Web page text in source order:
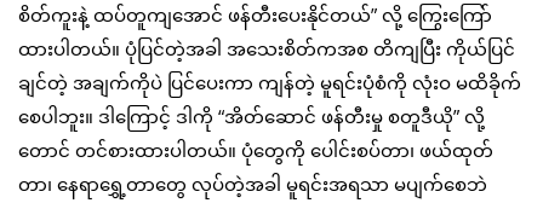
စိတ်ကူးနဲ့ ထပ်တူကျအောင် ဖန်တီးပေးနိုင်တယ်” လို့ ကြွေးကြော်
ထားပါတယ်။ ပုံပြင်တဲ့အခါ အသေးစိတ်ကအစ တိကျပြီး ကိုယ်ပြင်
ချင်တဲ့ အချက်ကိုပဲ ပြင်ပေးကာ ကျန်တဲ့ မူရင်းပုံစံကို လုံးဝ မထိခိုက်
စေပါဘူး။ ဒါကြောင့် ဒါကို “အိတ်ဆောင် ဖန်တီးမှု စတူဒီယို” လို့
တောင် တင်စားထားပါတယ်။ ပုံတွေကို ပေါင်းစပ်တာ၊ ဖယ်ထုတ်
တာ၊ နေရာရွှေ့တာတွေ လုပ်တဲ့အခါ မူရင်းအရသာ မပျက်စေဘဲ